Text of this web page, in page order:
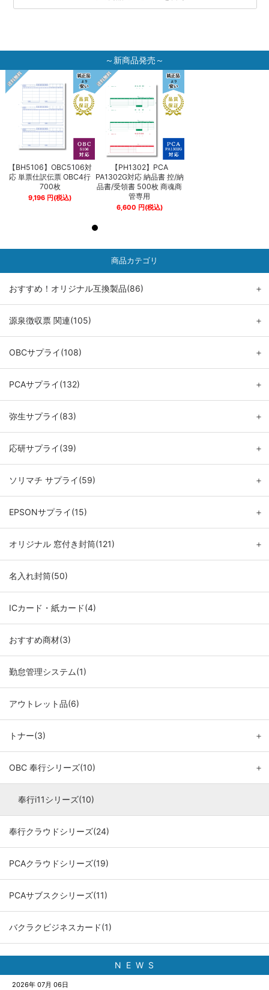
～新商品発売～
【BH5106】OBC5106対
応 単票仕訳伝票 OBC4行
700枚
9,196 円 (税込)
【PH1302】PCA
PA1302G対応 納品書 控/納
品書/受領書 500枚 商魂商
管専用
6,600 円 (税込)
商品カテゴリ
おすすめ！オリジナル互換製品(86) ＋
源泉徴収票 関連(105) ＋
OBCサプライ(108) ＋
PCAサプライ(132) ＋
弥生サプライ(83) ＋
応研サプライ(39) ＋
ソリマチ サプライ(59) ＋
EPSONサプライ(15) ＋
オリジナル 窓付き封筒(121) ＋
名入れ封筒(50)
ICカード・紙カード(4)
おすすめ商材(3)
勤怠管理システム(1)
アウトレット品(6)
トナー(3) ＋
OBC 奉行シリーズ(10) ＋
奉行i11シリーズ(10)
奉行クラウドシリーズ(24)
PCAクラウドシリーズ(19)
PCAサブスクシリーズ(11)
バクラクビジネスカード(1)
N E W S
2026年 07月 06日